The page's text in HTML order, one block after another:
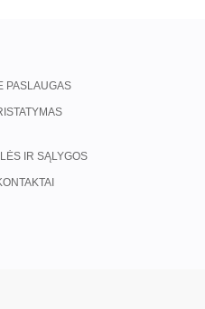
PASLAUGAS
IR SĄLYGOS